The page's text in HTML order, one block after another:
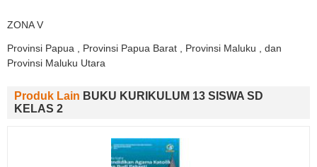
ZONA V
Provinsi Papua , Provinsi Papua Barat , Provinsi Maluku , dan
Provinsi Maluku Utara
Produk Lain BUKU KURIKULUM 13 SISWA SD
KELAS 2